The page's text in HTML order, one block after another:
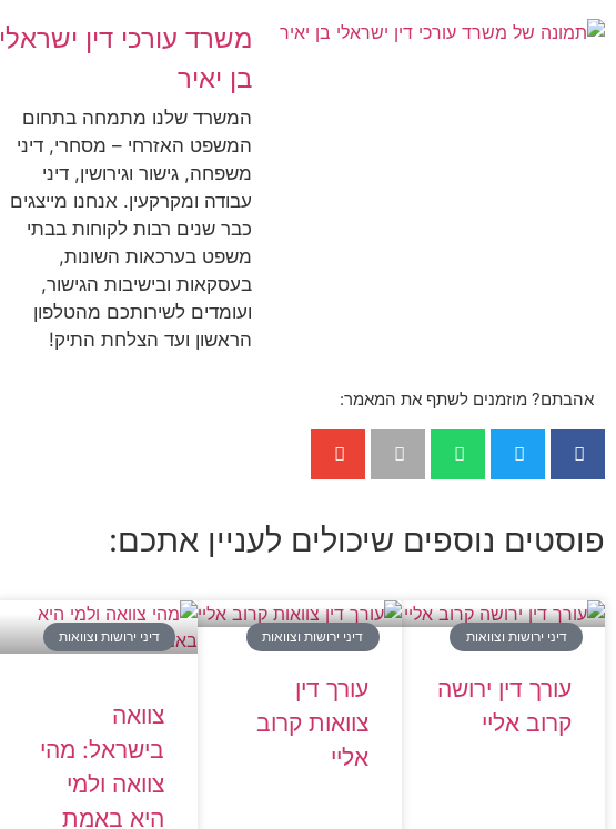
משרד עורכי דין ישראלי
בן יאיר
המשרד שלנו מתמחה בתחום
המשפט האזרחי – מסחרי, דיני
משפחה, גישור וגירושין, דיני
עבודה ומקרקעין. אנחנו מייצגים
כבר שנים רבות לקוחות בבתי
משפט בערכאות השונות,
בעסקאות ובישיבות הגישור,
ועומדים לשירותכם מהטלפון
הראשון ועד הצלחת התיק!
אהבתם? מוזמנים לשתף את המאמר:
פוסטים נוספים שיכולים לעניין אתכם:
דיני ירושות וצוואות
עורך דין ירושה
קרוב אליי
דיני ירושות וצוואות
עורך דין
צוואות קרוב
אליי
דיני ירושות וצוואות
צוואה
בישראל: מהי
צוואה ולמי
היא באמת